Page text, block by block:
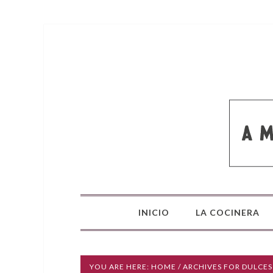
INICIO LA COCINERA
YOU ARE HERE: HOME / ARCHIVES FOR